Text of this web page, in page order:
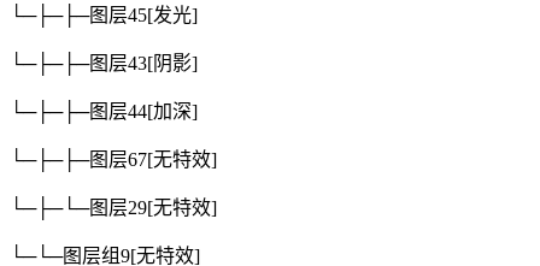
└─├─├─图层45[发光]
└─├─├─图层43[阴影]
└─├─├─图层44[加深]
└─├─├─图层67[无特效]
└─├─└─图层29[无特效]
└─└─图层组9[无特效]